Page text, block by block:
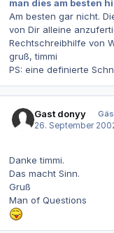
man dies am besten
Am besten gar nicht.
von Dir alleine
Rechtschreibhilfe von
gruß, timmi
PS: eine definierte
Gast donyy
26. September
Danke timmi.
Das macht Sinn.
Gruß
Man of Questions